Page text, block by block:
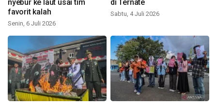
nyebur ke laut usai tim
favorit kalah
Senin, 6 Juli 2026
di Ternate
Sabtu, 4 Juli 2026